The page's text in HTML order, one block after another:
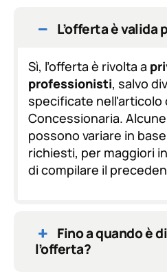
D
P
R
*
L’offerta è
Sì, l’offerta è rivolta a
professionisti, salvo
specificate nell'articolo
Concessionaria.
possono variare in
richiesti, per maggiori
di compilare il
Fino a quando è
l’offerta?